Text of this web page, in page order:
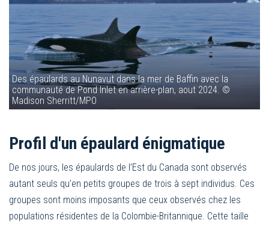
Des épaulards au Nunavut dans la mer de Baffin avec la
communauté de Pond Inlet en arrière-plan, aout 2024. ©
Madison Sherritt/MPO
Profil d'un épaulard énigmatique
De nos jours, les épaulards de l’Est du Canada sont observés
autant seuls qu’en petits groupes de trois à sept individus. Ces
groupes sont moins imposants que ceux observés chez les
populations résidentes de la Colombie-Britannique. Cette taille